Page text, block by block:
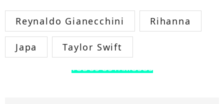
Reynaldo Gianecchini Rihanna
Japa Taylor Swift
TODOS OS FAMOSOS